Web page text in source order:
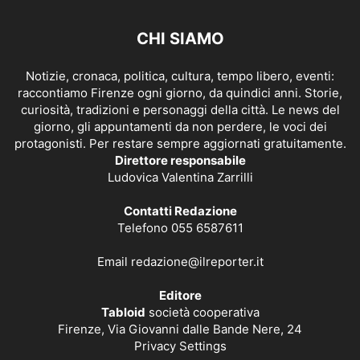
CHI SIAMO
Notizie, cronaca, politica, cultura, tempo libero, eventi:
raccontiamo Firenze ogni giorno, da quindici anni. Storie,
curiosità, tradizioni e personaggi della città. Le news del
giorno, gli appuntamenti da non perdere, le voci dei
protagonisti. Per restare sempre aggiornati gratuitamente.
Direttore responsabile
Ludovica Valentina Zarrilli
Contatti Redazione
Telefono 055 6587611
Email redazione@ilreporter.it
Editore
Tabloid società cooperativa
Firenze, Via Giovanni dalle Bande Nere, 24
Privacy Settings